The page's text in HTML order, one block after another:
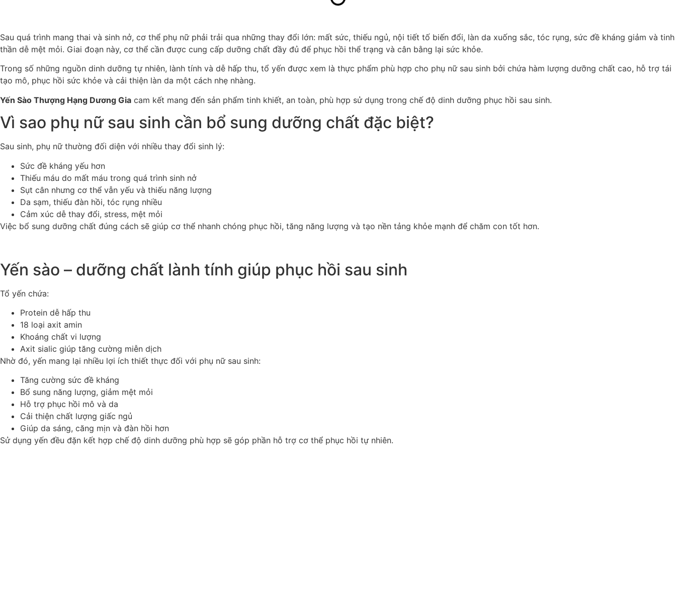
Sau quá trình mang thai và sinh nở, cơ thể phụ nữ phải trải qua những thay đổi lớn: mất sức, thiếu ngủ, nội tiết tố biến đổi, làn da xuống sắc, tóc rụng, sức đề kháng giảm và tinh
thần dễ mệt mỏi. Giai đoạn này, cơ thể cần được cung cấp dưỡng chất đầy đủ để phục hồi thể trạng và cân bằng lại sức khỏe.
Trong số những nguồn dinh dưỡng tự nhiên, lành tính và dễ hấp thu, tổ yến được xem là thực phẩm phù hợp cho phụ nữ sau sinh bởi chứa hàm lượng dưỡng chất cao, hỗ trợ tái
tạo mô, phục hồi sức khỏe và cải thiện làn da một cách nhẹ nhàng.
Yến Sào Thượng Hạng Dương Gia cam kết mang đến sản phẩm tinh khiết, an toàn, phù hợp sử dụng trong chế độ dinh dưỡng phục hồi sau sinh.
Vì sao phụ nữ sau sinh cần bổ sung dưỡng chất đặc biệt?
Sau sinh, phụ nữ thường đối diện với nhiều thay đổi sinh lý:
Sức đề kháng yếu hơn
Thiếu máu do mất máu trong quá trình sinh nở
Sụt cân nhưng cơ thể vẫn yếu và thiếu năng lượng
Da sạm, thiếu đàn hồi, tóc rụng nhiều
Cảm xúc dễ thay đổi, stress, mệt mỏi
Việc bổ sung dưỡng chất đúng cách sẽ giúp cơ thể nhanh chóng phục hồi, tăng năng lượng và tạo nền tảng khỏe mạnh để chăm con tốt hơn.
Yến sào – dưỡng chất lành tính giúp phục hồi sau sinh
Tổ yến chứa:
Protein dễ hấp thu
18 loại axit amin
Khoáng chất vi lượng
Axit sialic giúp tăng cường miễn dịch
Nhờ đó, yến mang lại nhiều lợi ích thiết thực đối với phụ nữ sau sinh:
Tăng cường sức đề kháng
Bổ sung năng lượng, giảm mệt mỏi
Hỗ trợ phục hồi mô và da
Cải thiện chất lượng giấc ngủ
Giúp da sáng, căng mịn và đàn hồi hơn
Sử dụng yến đều đặn kết hợp chế độ dinh dưỡng phù hợp sẽ góp phần hỗ trợ cơ thể phục hồi tự nhiên.